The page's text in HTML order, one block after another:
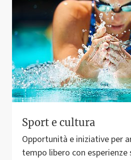
Sport e cultura
Opportunità e iniziative per
tempo libero con